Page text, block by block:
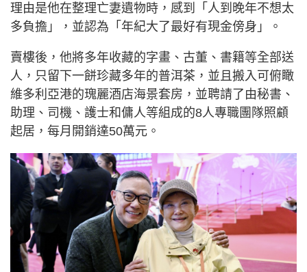
理由是他在整理亡妻遺物時，感到「人到晚年不想太
多負擔」，並認為「年紀大了最好有現金傍身」。
賣樓後，他將多年收藏的字畫、古董、書籍等全部送
人，只留下一餅珍藏多年的普洱茶，並且搬入可俯瞰
維多利亞港的瑰麗酒店海景套房，並聘請了由秘書、
助理、司機、護士和傭人等組成的8人專職團隊照顧
起居，每月開銷達50萬元。